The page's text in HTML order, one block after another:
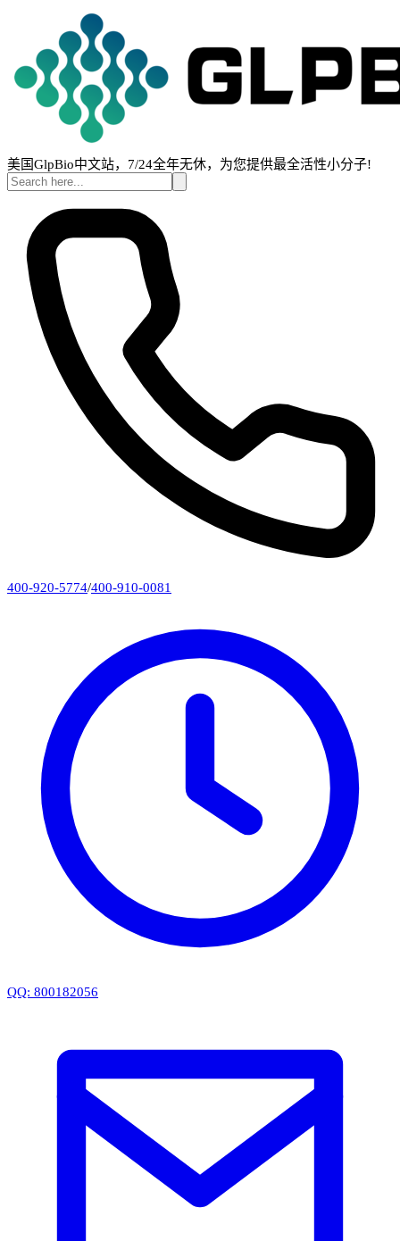
美国GlpBio中文站，7/24全年无休，为您提供最全活性小分子!
400-920-5774/400-910-0081
QQ: 800182056